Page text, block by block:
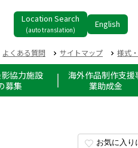
Location Search
(auto translation)
English
よくある質問 サイトマップ 様式
協力施設
募集
海外作品制作支援
業助成金
お気に入り